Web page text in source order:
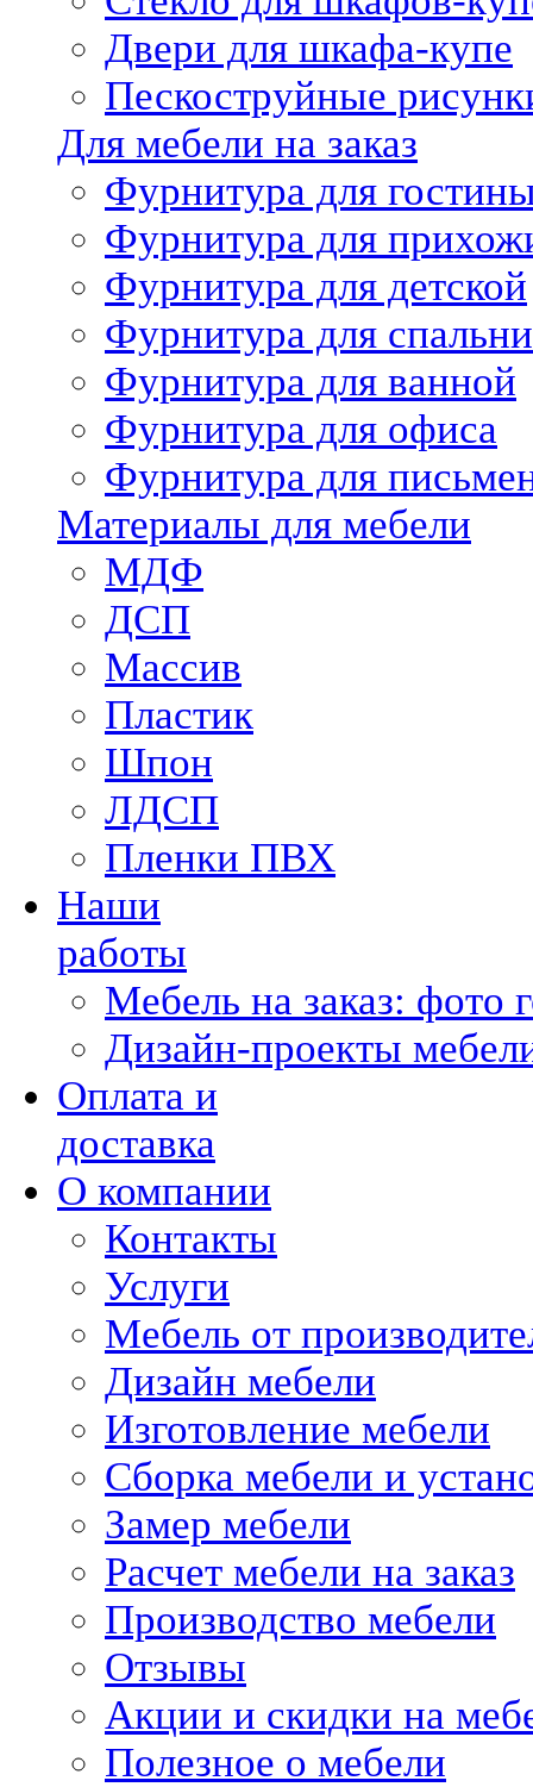
Двери для шкафа-купе
Пескоструйные
Для мебели на заказ
Фурнитура для
Фурнитура для
Фурнитура для детской
Фурнитура для спальни
Фурнитура для ванной
Фурнитура для офиса
Фурнитура для
Материалы для мебели
МДФ
ДСП
Массив
Пластик
Шпон
ЛДСП
Пленки ПВХ
Наши
работы
Мебель на заказ: фото
Дизайн-проекты
Оплата и
доставка
О компании
Контакты
Услуги
Мебель от
Дизайн мебели
Изготовление мебели
Сборка мебели и
Замер мебели
Расчет мебели на заказ
Производство мебели
Отзывы
Акции и скидки на
Полезное о мебели